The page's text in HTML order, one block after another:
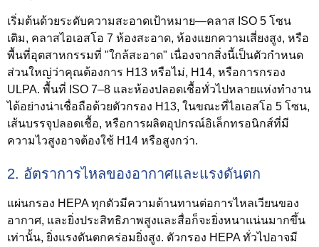
เริ่มต้นด้วยระดับความสะอาดเป้าหมาย—คลาส ISO 5 โซน
เติม, คลาสไอเอสโอ 7 ห้องสะอาด, ห้องแยกความเสี่ยงสูง, หรือ
พื้นที่อุตสาหกรรมที่ "ใกล้สะอาด" เนื่องจากสิ่งนี้เป็นตัวกำหนด
ส่วนใหญ่ว่าคุณต้องการ H13 หรือไม่, H14, หรือการกรอง
ULPA. พื้นที่ ISO 7–8 และห้องปลอดเชื้อทั่วไปหลายแห่งทำงาน
ได้อย่างน่าเชื่อถือด้วยตัวกรอง H13, ในขณะที่ไอเอสโอ 5 โซน,
เส้นบรรจุปลอดเชื้อ, หรือการผลิตอุปกรณ์อิเล็กทรอนิกส์ที่มี
ความไวสูงอาจต้องใช้ H14 หรือสูงกว่า.
2. อัตราการไหลของอากาศและแรงดันตก
แผ่นกรอง HEPA ทุกตัวมีความต้านทานต่อการไหลเวียนของ
อากาศ, และยิ่งประสิทธิภาพสูงและสื่อก็จะยิ่งหนาแน่นมากขึ้น
เท่านั้น, ยิ่งแรงดันตกคร่อมยิ่งสูง. ตัวกรอง HEPA ทั่วไปอาจมี